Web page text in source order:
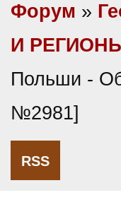
Форум »
И
Польши -
№2981]
RSS